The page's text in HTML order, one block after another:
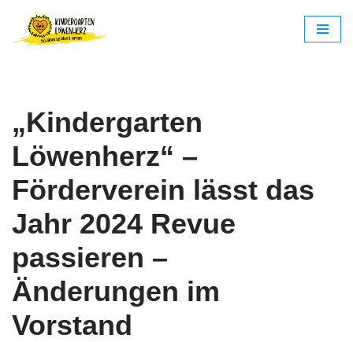
Zum
„Kindergarten
Löwenherz“ –
Förderverein lässt das
Jahr 2024 Revue
passieren –
Änderungen im
Vorstand